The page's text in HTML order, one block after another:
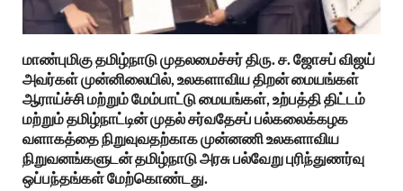
மாண்புமிகு தமிழ்நாடு முதலமைச்சர் திரு. ச. ஜோசப் விஜய்
அவர்கள் முன்னிலையில், உலகளாவிய திறன் மையங்கள்
ஆராய்ச்சி மற்றும் மேம்பாட்டு மையங்கள், உற்பத்தி திட்டம்
மற்றும் தமிழ்நாட்டின் முதல் சர்வதேசப் பல்கலைக்கழக
வளாகத்தை நிறுவுவதற்காக முன்னணி உலகளாவிய
நிறுவனங்களுடன் தமிழ்நாடு அரசு பல்வேறு புரிந்துணர்வு
ஒப்பந்தங்கள் மேற்கொண்டது.